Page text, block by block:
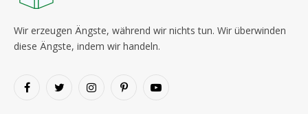
Wir erzeugen Ängste, während wir nichts tun. Wir überwinden
diese Ängste, indem wir handeln.
FacebookTwitter InstagramPinterestYouTube